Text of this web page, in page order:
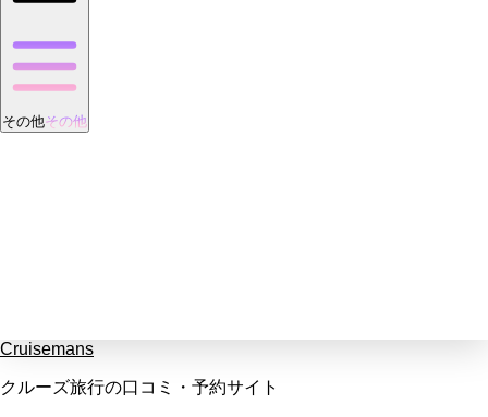
その他その他
Cruisemans
クルーズ旅行の口コミ・予約サイト